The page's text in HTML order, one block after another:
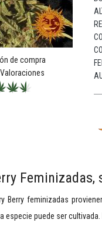
de compra
Valoraciones
Berry feminizadas
especie puede ser